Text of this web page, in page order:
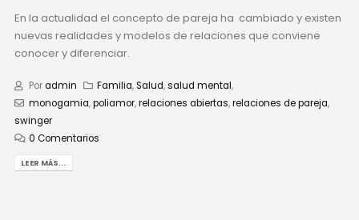
En la actualidad el concepto de pareja ha cambiado y existen
nuevas realidades y modelos de relaciones que conviene
conocer y diferenciar.
Poradmin Familia,Salud,salud mental,
monogamia,poliamor,relaciones abiertas,relaciones de pareja,
swinger
0 Comentarios
LEER MÁS...